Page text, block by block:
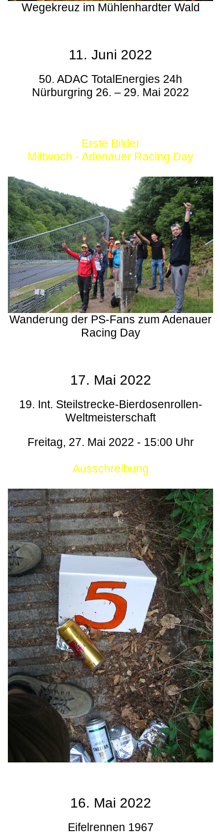
Wegekreuz im Mühlenhardter Wald
11. Juni 2022
50. ADAC TotalEnergies 24h
Nürburgring 26. – 29. Mai 2022
Erste Bilder
Mittwoch - Adenauer Racing Day
Wanderung der PS-Fans zum Adenauer
Racing Day
17. Mai 2022
19. Int. Steilstrecke-Bierdosenrollen-
Weltmeisterschaft
Freitag, 27. Mai 2022 - 15:00 Uhr
Ausschreibung
16. Mai 2022
Eifelrennen 1967